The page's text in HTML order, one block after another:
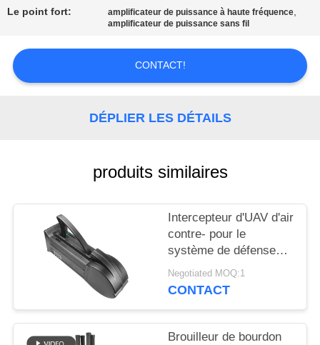
NOUVELLES
BLOGUE
DEMANDEZ
CITATION
PRIVACY
POLICY
Le point fort: amplificateur de puissance à haute fréquence,
amplificateur de puissance sans fil
CONTACT!
DÉPLIER LES DÉTAILS
produits similaires
Intercepteur d'UAV d'air
contre- pour le
système de défense
aérien de tueur de
bourdon de WIFI5.8G
Negotiated MOQ:1
CONTACT
Brouilleur de bourdon